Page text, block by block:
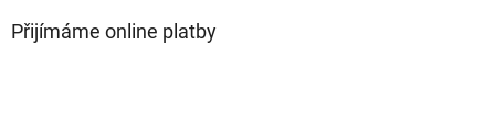
Přijímáme online platby